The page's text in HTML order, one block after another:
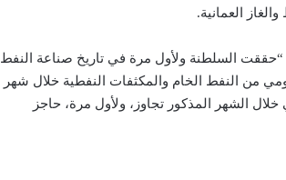
العمانية.
السلطنة ولأول مرة في تاريخ صناعة النفط
من النفط الخام والمكثفات النفطية خلال شهر
خلال الشهر المذكور تجاوز، ولأول مرة، حاجز